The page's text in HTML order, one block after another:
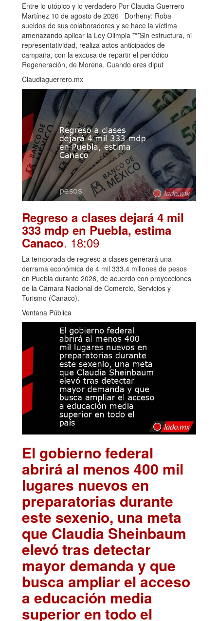
Entre lo utópico y lo verdadero Por Claudia Guerrero
Martínez 10 de agosto de 2026 Dorheny: Roba
sueldos de sus colaboradores y se hace la víctima
amenazando aplicar la Ley Olimpia ***Sin estructura, ni
representatividad, realiza actos anticipados de
campaña, con la excusa de repartir el periódico
Regeneración, de Morena. Cuando eres diput
Claudiaguerrero.mx
Regreso a clases dejará 4 mil
333 mdp en Puebla, estima
Canaco. 18:09
La temporada de regreso a clases generará una
derrama económica de 4 mil 333.4 millones de pesos
en Puebla durante 2026, de acuerdo con proyecciones
de la Cámara Nacional de Comercio, Servicios y
Turismo (Canaco).
Ventana Pública
El gobierno federal
abrirá al menos 400 mil
lugares nuevos en
preparatorias durante
este sexenio, una meta
que Claudia Sheinbaum
elevó tras detectar
mayor demanda y que
busca ampliar el acceso
a educación media
superior en todo el